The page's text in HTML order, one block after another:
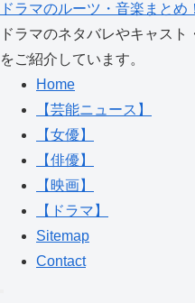
ドラマのルーツ・音楽まとめ！
ドラマのネタバレやキャス
をご紹介しています。
Home
【芸能ニュース】
【女優】
【俳優】
【映画】
【ドラマ】
Sitemap
Contact